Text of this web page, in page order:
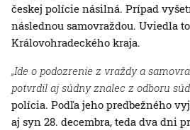
českej polície násilná. Prípad
následnou samovraždou. Uviedla
Královohradeckého kraja.
„Ide o podozrenie z vraždy a
potvrdil aj súdny znalec z odboru
polícia. Podľa jeho predbežného
aj syn 28. decembra, teda dva dni